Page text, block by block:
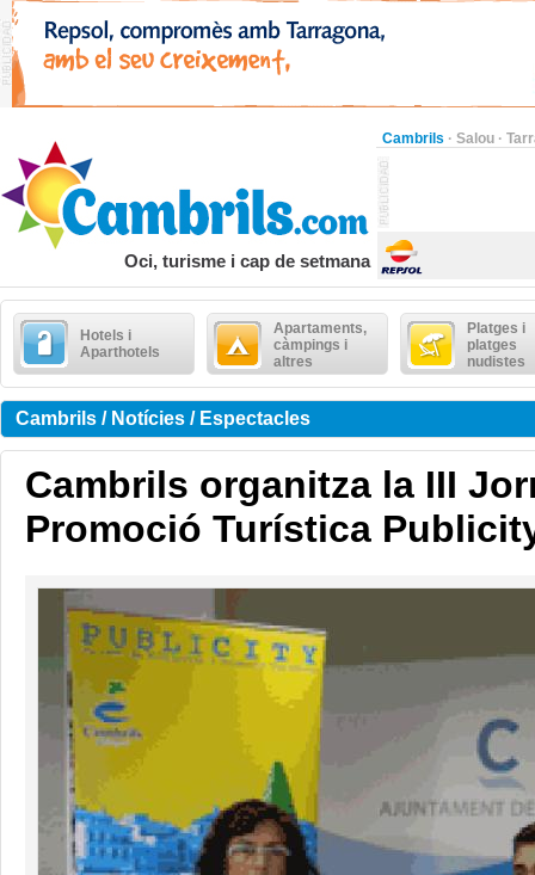
Cambrils · Salou ·
Oci, turisme i cap de setmana
Hotels i
Aparthotels
Apartaments,
càmpings i
altres
Platges i
platges
nudistes
Cambrils / Notícies / Espectacles
Cambrils organitza la III
Promoció Turística